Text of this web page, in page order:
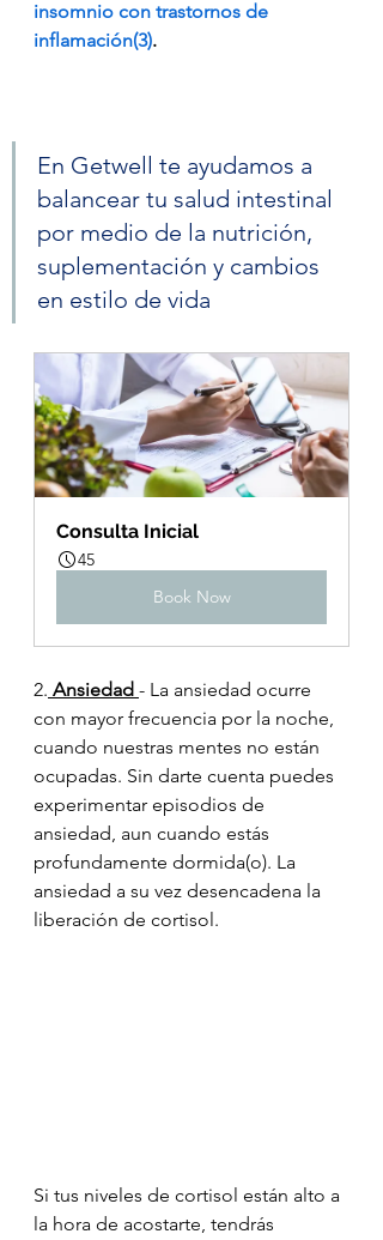
insomnio con trastornos de
inflamación(3).
En Getwell te ayudamos a
balancear tu salud intestinal
por medio de la nutrición,
suplementación y cambios
en estilo de vida
Consulta Inicial
45
Book Now
2. Ansiedad - La ansiedad ocurre
con mayor frecuencia por la noche,
cuando nuestras mentes no están
ocupadas. Sin darte cuenta puedes
experimentar episodios de
ansiedad, aun cuando estás
profundamente dormida(o). La
ansiedad a su vez desencadena la
liberación de cortisol.
Si tus niveles de cortisol están alto a
la hora de acostarte, tendrás